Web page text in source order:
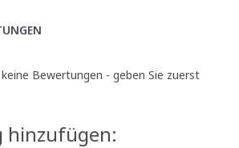
Bewertungen - geben Sie zuerst
hinzufügen: